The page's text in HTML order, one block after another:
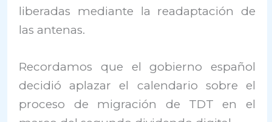
liberadas mediante la readaptación de
las antenas.
Recordamos que el gobierno español
decidió aplazar el calendario sobre el
proceso de migración de TDT en el